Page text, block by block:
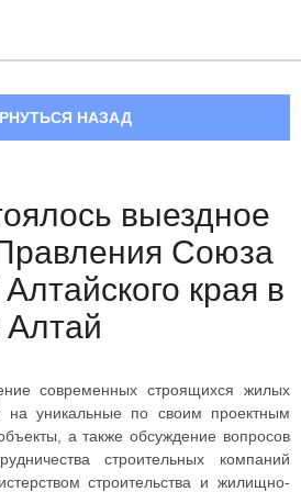
НАЗАД
выездное
Союза
края в
Алтай
современных строящихся жилых
на уникальные по своим проектным
а также обсуждение вопросов
строительных компаний
строительства и жилищно-